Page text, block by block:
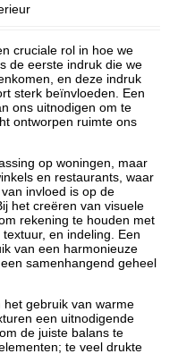
cruciale rol in hoe we
de eerste indruk die we
en deze indruk
sterk beïnvloeden. Een
ons uitnodigen om te
ontworpen ruimte ons
op woningen, maar
en restaurants, waar
invloed is op de
het creëren van visuele
rekening te houden met
en indeling. Een
van een harmonieuze
samenhangend geheel
gebruik van warme
een uitnodigende
de juiste balans te
te veel drukte